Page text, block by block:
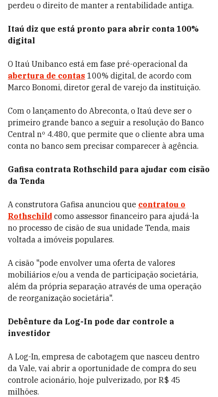
perdeu o direito de manter a rentabilidade antiga.
Itaú diz que está pronto para abrir conta 100%
digital
O Itaú Unibanco está em fase pré-operacional da
abertura de contas 100% digital, de acordo com
Marco Bonomi, diretor geral de varejo da instituição.
Com o lançamento do Abreconta, o Itaú deve ser o
primeiro grande banco a seguir a resolução do Banco
Central nº 4.480, que permite que o cliente abra uma
conta no banco sem precisar comparecer à agência.
Gafisa contrata Rothschild para ajudar com cisão
da Tenda
A construtora Gafisa anunciou que contratou o
Rothschild como assessor financeiro para ajudá-la
no processo de cisão de sua unidade Tenda, mais
voltada a imóveis populares.
A cisão "pode envolver uma oferta de valores
mobiliários e/ou a venda de participação societária,
além da própria separação através de uma operação
de reorganização societária".
Debênture da Log-In pode dar controle a
investidor
A Log-In, empresa de cabotagem que nasceu dentro
da Vale, vai abrir a oportunidade de compra do seu
controle acionário, hoje pulverizado, por R$ 45
milhões.